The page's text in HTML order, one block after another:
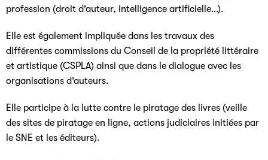
profession (droit d’auteur, intelligence artificielle…).
Elle est également impliquée dans les travaux des
différentes commissions du Conseil de la propriété littéraire
et artistique (CSPLA) ainsi que dans le dialogue avec les
organisations d’auteurs.
Elle participe à la lutte contre le piratage des livres (veille
des sites de piratage en ligne, actions judiciaires initiées par
le SNE et les éditeurs).